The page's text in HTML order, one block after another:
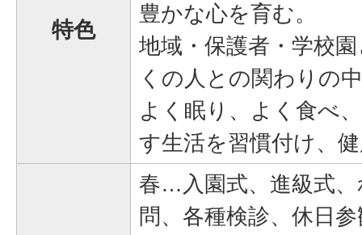
特色
豊かな心を育む。
地域・保護者・学校
くの人との関わりの
よく眠り、よく食べ
す生活を習慣付け、
春…入園式、進級式
問、各種検診、休日